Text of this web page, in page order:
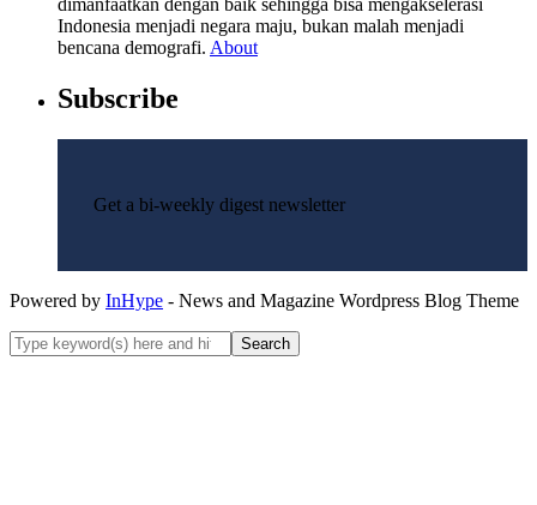
Indonesia menjadi negara maju, bukan malah menjadi
bencana demografi. About
Subscribe
Get a bi-weekly digest newsletter
Powered by InHype - News and Magazine Wordpress Blog Theme